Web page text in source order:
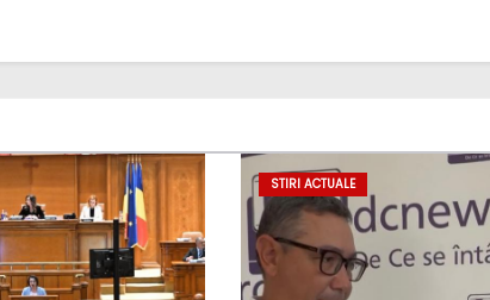
STIRI ACTUALE